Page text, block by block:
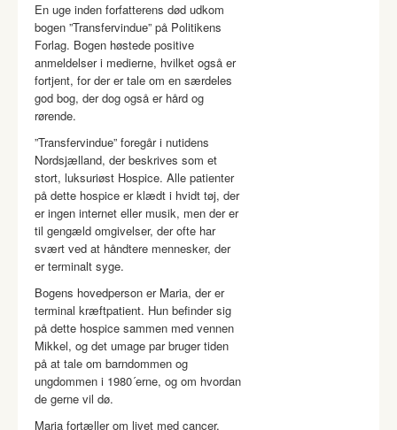
En uge inden forfatterens død udkom
bogen ”Transfervindue” på Politikens
Forlag. Bogen høstede positive
anmeldelser i medierne, hvilket også er
fortjent, for der er tale om en særdeles
god bog, der dog også er hård og
rørende.
”Transfervindue” foregår i nutidens
Nordsjælland, der beskrives som et
stort, luksuriøst Hospice. Alle patienter
på dette hospice er klædt i hvidt tøj, der
er ingen internet eller musik, men der er
til gengæld omgivelser, der ofte har
svært ved at håndtere mennesker, der
er terminalt syge.
Bogens hovedperson er Maria, der er
terminal kræftpatient. Hun befinder sig
på dette hospice sammen med vennen
Mikkel, og det umage par bruger tiden
på at tale om barndommen og
ungdommen i 1980´erne, og om hvordan
de gerne vil dø.
Maria fortæller om livet med cancer,